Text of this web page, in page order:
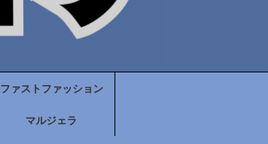
ファストファッション
マルジェラ